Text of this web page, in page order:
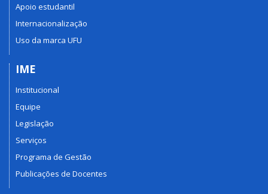
Apoio estudantil
Internacionalização
Uso da marca UFU
IME
Institucional
Equipe
Legislação
Serviços
Programa de Gestão
Publicações de Docentes